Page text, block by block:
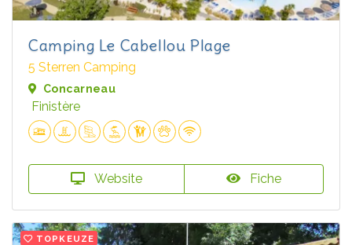
Camping Le Cabellou Plage
5 Sterren Camping
Concarneau
Finistère
Website Fiche
TOPKEUZE